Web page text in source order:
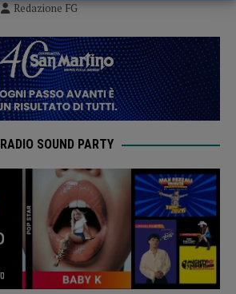
Redazione FG
RADIO SOUND PARTY